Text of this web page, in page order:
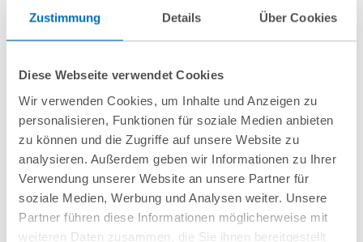
Zustimmung Details Über Cookies
Diese Webseite verwendet Cookies
Wir verwenden Cookies, um Inhalte und Anzeigen zu
personalisieren, Funktionen für soziale Medien anbieten
zu können und die Zugriffe auf unsere Website zu
analysieren. Außerdem geben wir Informationen zu Ihrer
Verwendung unserer Website an unsere Partner für
soziale Medien, Werbung und Analysen weiter. Unsere
Partner führen diese Informationen möglicherweise mit
weiteren Daten zusammen, die Sie ihnen bereitgestellt
Handreichung mit konkreten Handlungsempfehlungen
für verpflichtete Unternehmen findet sich in unserem
Aufsatz imCompliance Berater , 11/2023, S. 450-
454.